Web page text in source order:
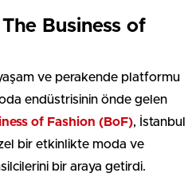
Business of
ve perakende platformu
endüstrisinin önde gelen
of Fashion (BoF), İstanbul
bir etkinlikte moda ve
bir araya getirdi.